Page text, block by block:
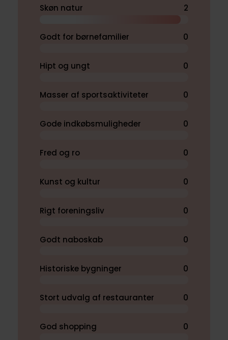
Skøn natur 2
Godt for børnefamilier 0
Hipt og ungt 0
Masser af sportsaktiviteter 0
Gode indkøbsmuligheder 0
Fred og ro 0
Kunst og kultur 0
Rigt foreningsliv 0
Godt naboskab 0
Historiske bygninger 0
Stort udvalg af restauranter 0
God shopping 0